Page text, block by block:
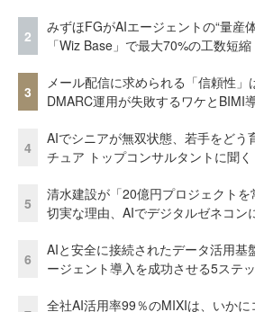
2
みずほFGがAIエージェントの“量
「Wiz Base」で最大70%の工数短縮
3
メール配信に求められる「信頼性」
DMARC運用が失敗するワケとBIMI
4
AIでシニアが無双状態、若手をどう
チュア トップコンサルタントに聞く
5
清水建設が「20億円プロジェクト
切実な理由、AIでデジタルゼネコン
6
AIと安全に接続されたデータ活用
ージェント導入を成功させる5ステ
全社AI活用率99％のMIXIは、いか